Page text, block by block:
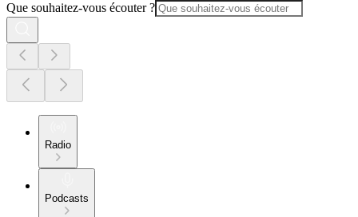
Que souhaitez-vous écouter ?
Radio
Podcasts